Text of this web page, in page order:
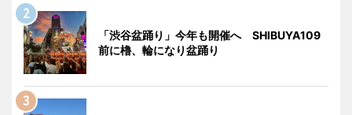
「渋谷盆踊り」今年も開催へ SHIBUYA109
前に櫓、輪になり盆踊り